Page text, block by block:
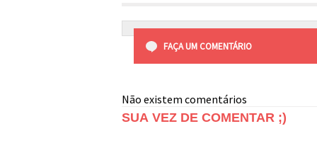
FAÇA UM COMENTÁRIO
Não existem comentários
SUA VEZ DE COMENTAR ;)